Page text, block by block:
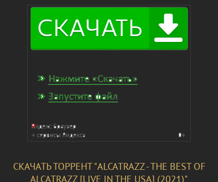
СКАЧАТЬ ТОРРЕНТ "ALCATRAZZ - THE BEST OF
ALCATRAZZ [LIVE IN THE USA] (2021)"